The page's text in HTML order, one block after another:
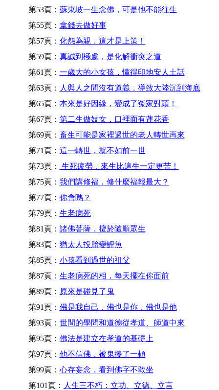
第53頁： 蘇東坡一生念佛，可是他不能往生
第55頁： 拿錢去做好事
第57頁： 化怨為親，這才是上策！
第59頁： 真誠到極處，是化解衝突之道
第61頁： 一歲大的小女孩，懂得印地安人土話
第63頁： 人與人之間沒有道義，導致大陸沉到海底
第65頁： 本來是好因緣，變成了冤家對頭！
第67頁： 第二生做妓女，口裡面有蓮花香
第69頁： 畜生可能是家裡過世的老人轉世再來
第71頁： 這一轉世，就不如前一世
第73頁：
生死疲勞，來生比這生一定更苦！
第75頁： 我們講修福，修什麼福報最大？
第77頁： 你會嗎？
第79頁： 生老病死
第81頁： 諸佛菩薩，擅於隨順眾生
第83頁： 猶太人投胎變鯉魚
第85頁： 小孩看到過世的祖父
第87頁： 生老病死的相，每天擺在你面前
第89頁： 原來是碰見了鬼
第91頁： 佛是我自己，佛也是你，佛也是他
第93頁： 世間的學問和道德從孝道、師道中來
第95頁： 佛法是建立在孝道的基礎上
第97頁： 他不信佛，被鬼揍了一頓
第99頁： 心存妄念，看到佛字不敢坐
第101頁： 人生三不朽：立功、立德、立言